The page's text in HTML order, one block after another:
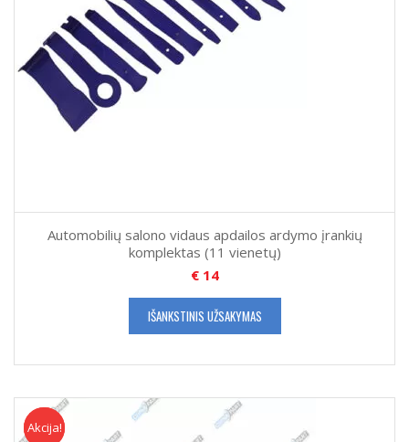
Automobilių salono vidaus apdailos ardymo įrankių
komplektas (11 vienetų)
€14
IŠANKSTINIS UŽSAKYMAS
Akcija
Akcija!